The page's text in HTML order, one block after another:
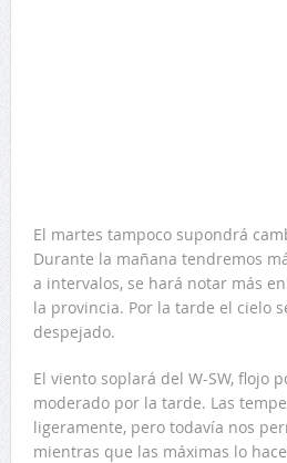
El martes tampoco supondrá
Durante la mañana tendremos
a intervalos, se hará notar más
la provincia. Por la tarde el cielo
despejado.
El viento soplará del W-SW, flojo
moderado por la tarde. Las
ligeramente, pero todavía nos
mientras que las máximas lo